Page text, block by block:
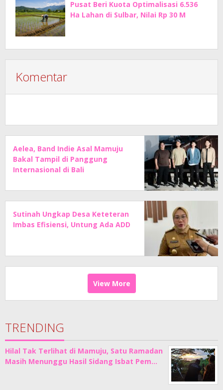
Pusat Beri Kuota Optimalisasi 6.536
Ha Lahan di Sulbar, Nilai Rp 30 M
Komentar
Aelea, Band Indie Asal Mamuju
Bakal Tampil di Panggung
Internasional di Bali
Sutinah Ungkap Desa Keteteran
Imbas Efisiensi, Untung Ada ADD
View More
TRENDING
Hilal Tak Terlihat di Mamuju, Satu Ramadan
Masih Menunggu Hasil Sidang Isbat Pem…